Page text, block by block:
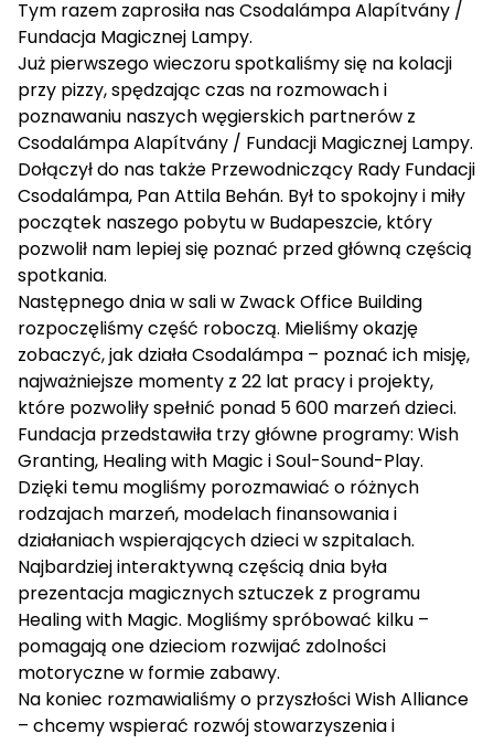
Tym razem zaprosiła nas Csodalámpa Alapítvány /
Fundacja Magicznej Lampy.
Już pierwszego wieczoru spotkaliśmy się na kolacji
przy pizzy, spędzając czas na rozmowach i
poznawaniu naszych węgierskich partnerów z
Csodalámpa Alapítvány / Fundacji Magicznej Lampy.
Dołączył do nas także Przewodniczący Rady Fundacji
Csodalámpa, Pan Attila Behán. Był to spokojny i miły
początek naszego pobytu w Budapeszcie, który
pozwolił nam lepiej się poznać przed główną częścią
spotkania.
Następnego dnia w sali w Zwack Office Building
rozpoczęliśmy część roboczą. Mieliśmy okazję
zobaczyć, jak działa Csodalámpa – poznać ich misję,
najważniejsze momenty z 22 lat pracy i projekty,
które pozwoliły spełnić ponad 5 600 marzeń dzieci.
Fundacja przedstawiła trzy główne programy: Wish
Granting, Healing with Magic i Soul-Sound-Play.
Dzięki temu mogliśmy porozmawiać o różnych
rodzajach marzeń, modelach finansowania i
działaniach wspierających dzieci w szpitalach.
Najbardziej interaktywną częścią dnia była
prezentacja magicznych sztuczek z programu
Healing with Magic. Mogliśmy spróbować kilku –
pomagają one dzieciom rozwijać zdolności
motoryczne w formie zabawy.
Na koniec rozmawialiśmy o przyszłości Wish Alliance
– chcemy wspierać rozwój stowarzyszenia i